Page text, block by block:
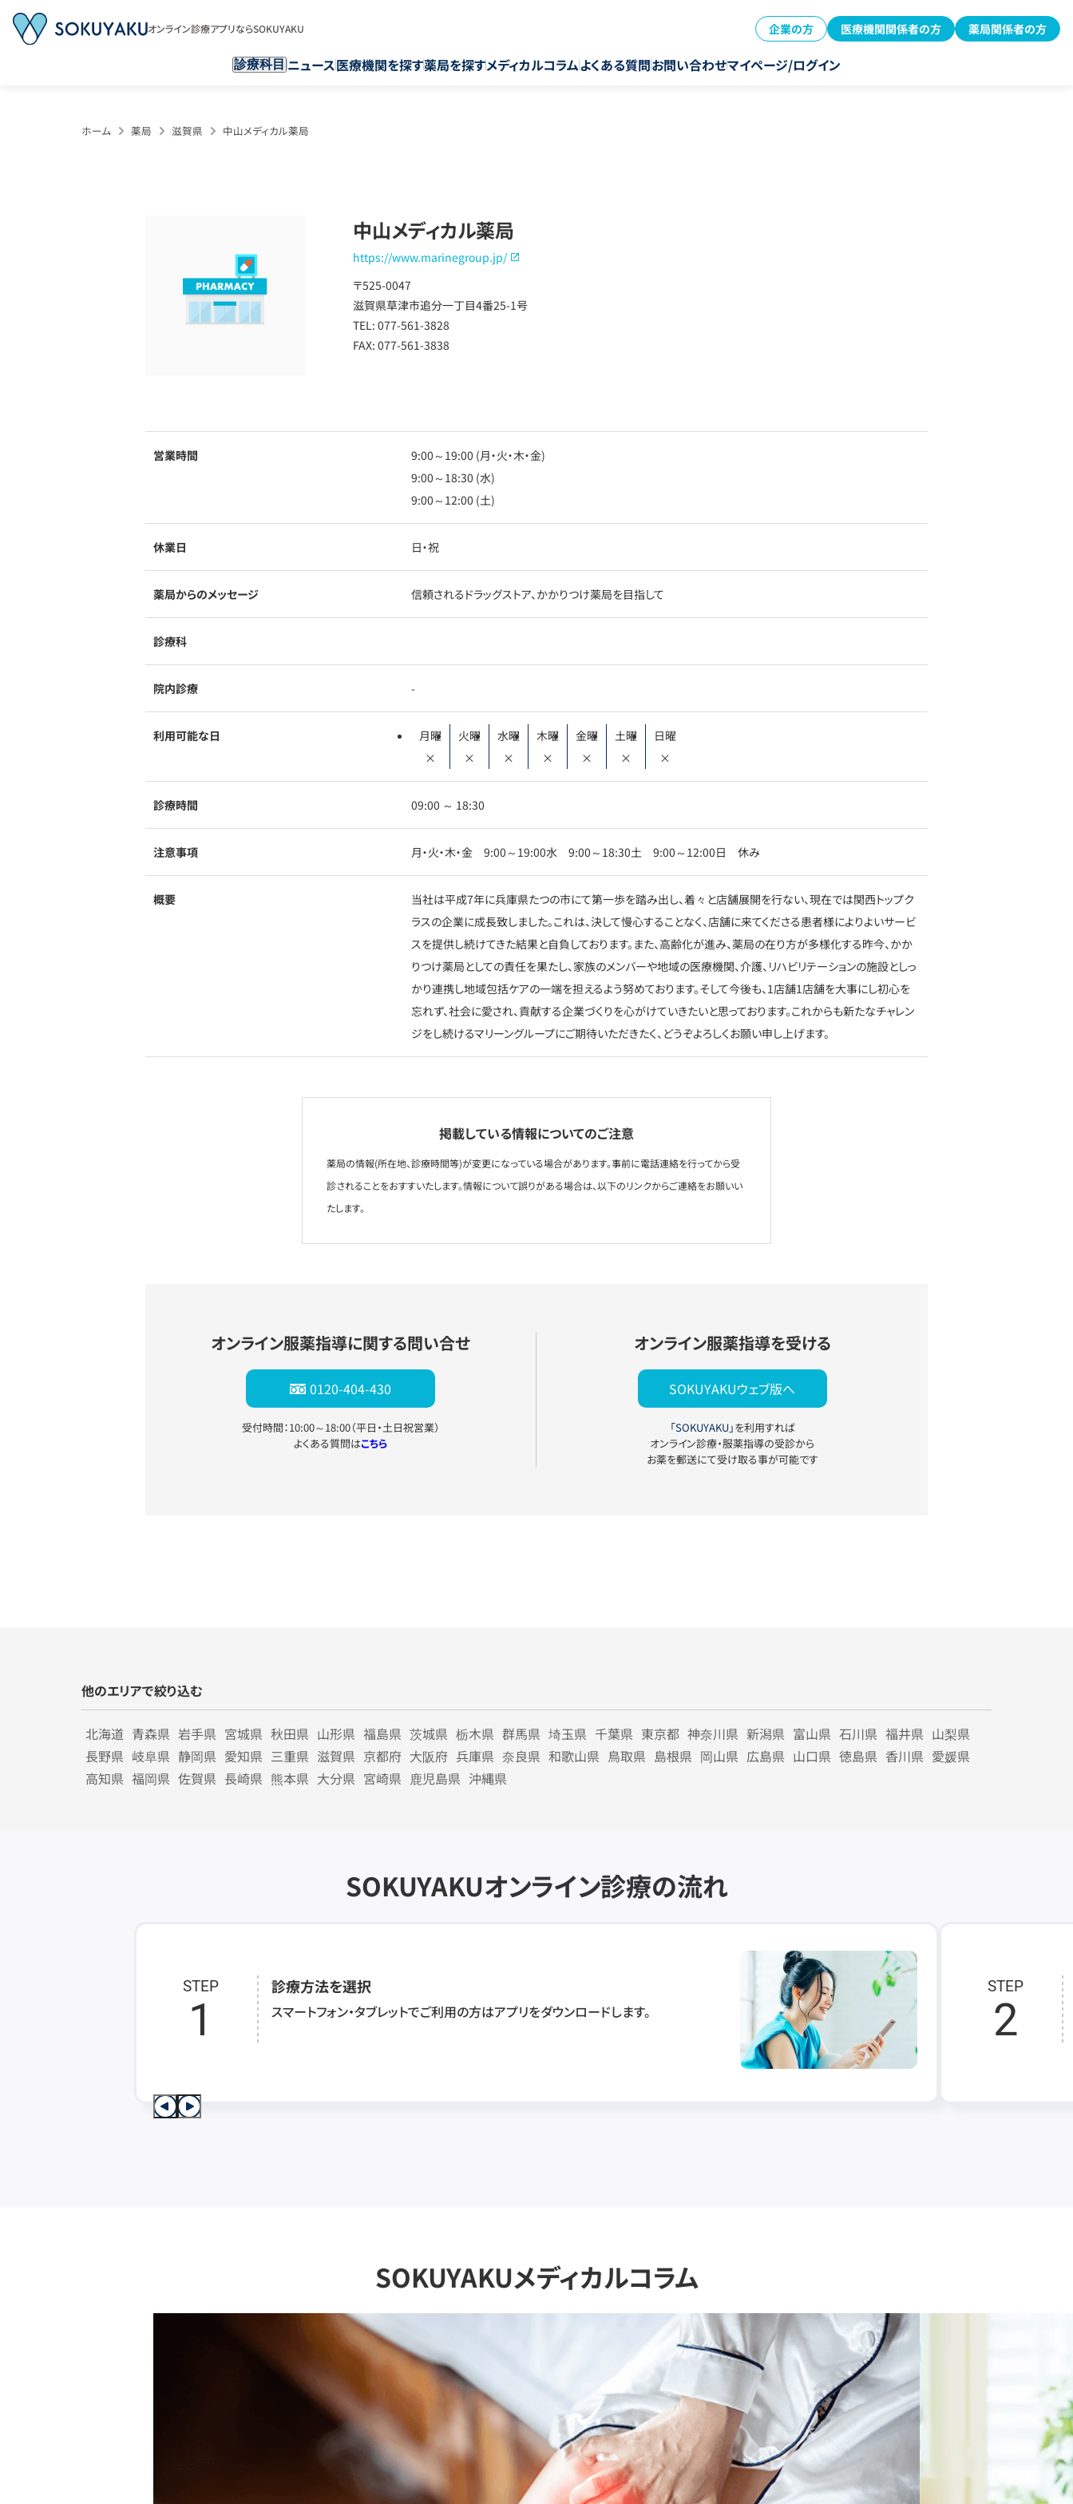
オンライン診療アプリならSOKUYAKU 企業の方 医療機関関係者の方 薬局関係者の方
診療科目 ニュース医療機関を探す薬局を探すメディカルコラムよくある質問お問い合わせマイページ/ログイン
ホーム 薬局 滋賀県 中山メディカル薬局
中山メディカル薬局
https://www.marinegroup.jp/
〒525-0047
滋賀県草津市追分一丁目4番25-1号
TEL: 077-561-3828
FAX: 077-561-3838
営業時間
9:00～19:00 (月・火・木・金)
9:00～18:30 (水)
9:00～12:00 (土)
休業日 日・祝
薬局からのメッセージ 信頼されるドラッグストア、かかりつけ薬局を目指して
診療科
院内診療 -
利用可能な日
月曜
×
火曜
×
水曜
×
木曜
×
金曜
×
土曜
×
日曜
×
診療時間 09:00 ～ 18:30
注意事項 月・火・木・金 9:00～19:00水 9:00～18:30土 9:00～12:00日 休み
概要
当社は平成7年に兵庫県たつの市にて第一歩を踏み出し、着々と店舗展開を行ない、現在では関西トップク
ラスの企業に成長致しました。これは、決して慢心することなく、店舗に来てくださる患者様によりよいサービ
スを提供し続けてきた結果と自負しております。また、高齢化が進み、薬局の在り方が多様化する昨今、かか
りつけ薬局としての責任を果たし、家族のメンバーや地域の医療機関、介護、リハビリテーションの施設としっ
かり連携し地域包括ケアの一端を担えるよう努めております。そして今後も、1店舗1店舗を大事にし初心を
忘れず、社会に愛され、貢献する企業づくりを心がけていきたいと思っております。これからも新たなチャレン
ジをし続けるマリーングループにご期待いただきたく、どうぞよろしくお願い申し上げます。
掲載している情報についてのご注意
薬局の情報(所在地、診療時間等)が変更になっている場合があります。事前に電話連絡を行ってから受
診されることをおすすいたします。情報について誤りがある場合は、以下のリンクからご連絡をお願いい
たします。
オンライン服薬指導に関する問い合せ
0120-404-430
受付時間：10:00～18:00（平日・土日祝営業）
よくある質問はこちら
オンライン服薬指導を受ける
SOKUYAKUウェブ版へ
「SOKUYAKU」を利用すれば
オンライン診療・服薬指導の受診から
お薬を郵送にて受け取る事が可能です
他のエリアで絞り込む
北海道 青森県 岩手県 宮城県 秋田県 山形県 福島県 茨城県 栃木県 群馬県 埼玉県 千葉県 東京都 神奈川県 新潟県 富山県 石川県 福井県 山梨県
長野県 岐阜県 静岡県 愛知県 三重県 滋賀県 京都府 大阪府 兵庫県 奈良県 和歌山県 鳥取県 島根県 岡山県 広島県 山口県 徳島県 香川県 愛媛県
高知県 福岡県 佐賀県 長崎県 熊本県 大分県 宮崎県 鹿児島県 沖縄県
SOKUYAKUオンライン診療の流れ
STEP
1
診療方法を選択
スマートフォン・タブレットでご利用の方はアプリをダウンロードします。
STEP
2
SOKUYAKUメディカルコラム